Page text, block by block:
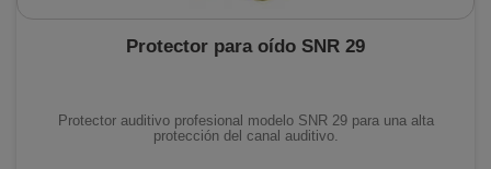
Protector para oído SNR 29
Protector auditivo profesional modelo SNR 29 para una alta
protección del canal auditivo.